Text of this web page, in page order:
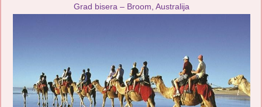
Grad bisera – Broom, Australija